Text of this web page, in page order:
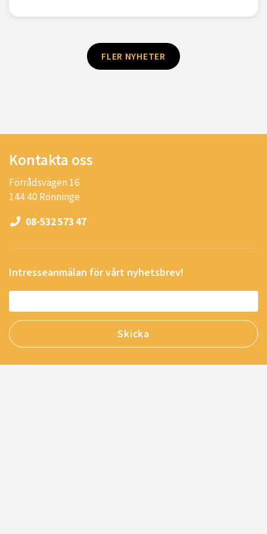
FLER NYHETER
Kontakta oss
Förrådsvägen 16
144 40 Rönninge
08-532 573 47
Intresseanmälan för vårt nyhetsbrev!